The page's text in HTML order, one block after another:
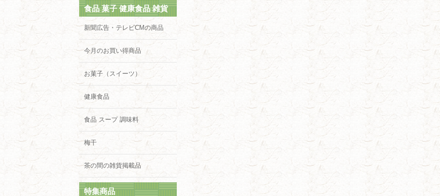
食品 菓子 健康食品 雑貨
新聞広告・テレビCMの商品
今月のお買い得商品
お菓子（スイーツ）
健康食品
食品 スープ 調味料
梅干
茶の間の雑貨掲載品
特集商品